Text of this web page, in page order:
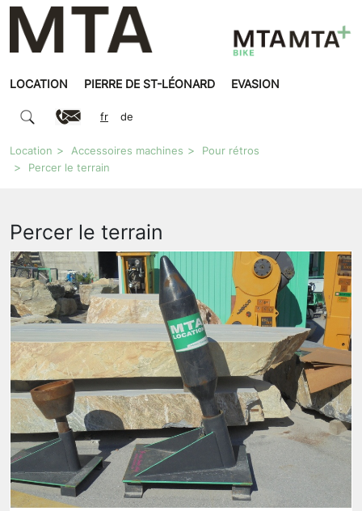
LOCATION PIERRE DE ST-LÉONARD EVASION
fr de
Location Accessoires machines
Pour rétros
Percer le terrain
Percer le terrain